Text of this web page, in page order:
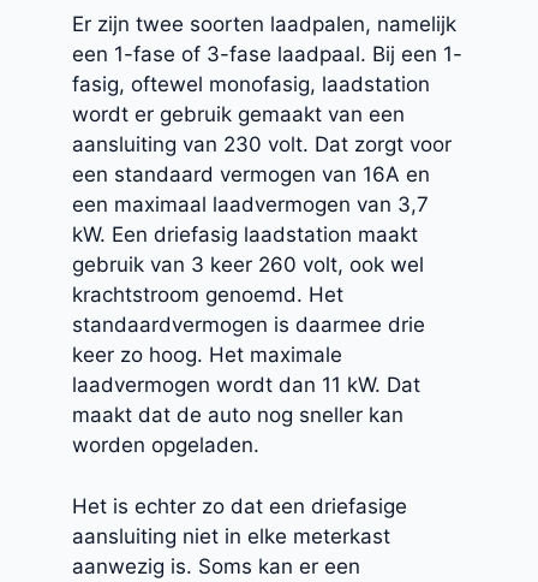
Er zijn twee soorten laadpalen, namelijk
een 1-fase of 3-fase laadpaal. Bij een 1-
fasig, oftewel monofasig, laadstation
wordt er gebruik gemaakt van een
aansluiting van 230 volt. Dat zorgt voor
een standaard vermogen van 16A en
een maximaal laadvermogen van 3,7
kW. Een driefasig laadstation maakt
gebruik van 3 keer 260 volt, ook wel
krachtstroom genoemd. Het
standaardvermogen is daarmee drie
keer zo hoog. Het maximale
laadvermogen wordt dan 11 kW. Dat
maakt dat de auto nog sneller kan
worden opgeladen.
Het is echter zo dat een driefasige
aansluiting niet in elke meterkast
aanwezig is. Soms kan er een